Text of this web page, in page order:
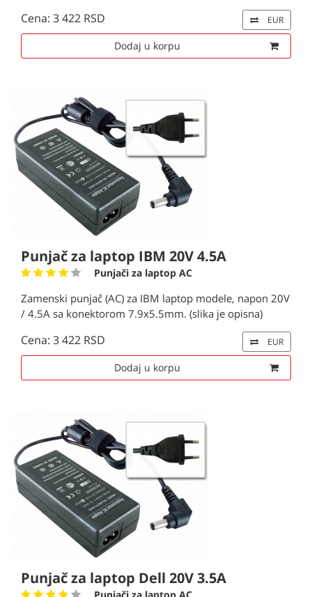
Cena: 3 422 RSD EUR
Dodaj u korpu
Punjač za laptop IBM 20V 4.5A
Punjači za laptop AC
Zamenski punjač (AC) za IBM laptop modele, napon 20V
/ 4.5A sa konektorom 7.9x5.5mm. (slika je opisna)
Cena: 3 422 RSD EUR
Dodaj u korpu
Punjač za laptop Dell 20V 3.5A